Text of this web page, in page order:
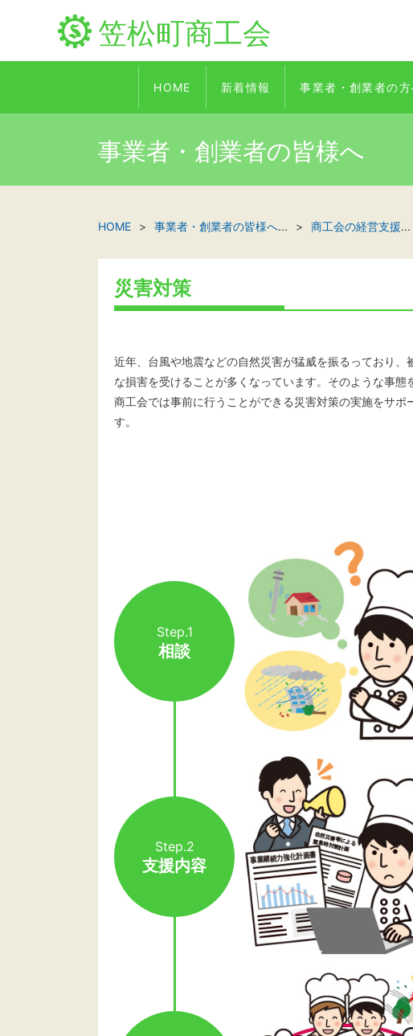
笠松町商工会
HOME 新着情報 事業者・創業者の方
事業者・創業者の皆様へ
HOME 事業者・創業者の皆様へ... 商工会の経営支援...
災害対策
近年、台風や地震などの自然災害が猛威を振るっており、
な損害を受けることが多くなっています。そのような事態
商工会では事前に行うことができる災害対策の実施をサポ
す。
Step.1
相談
Step.2
支援内容